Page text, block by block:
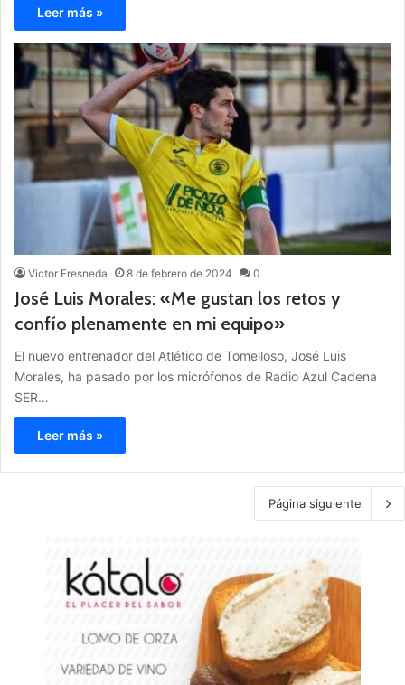
Leer más »
Victor Fresneda 8 de febrero de 2024 0
José Luis Morales: «Me gustan los retos y
confío plenamente en mi equipo»
El nuevo entrenador del Atlético de Tomelloso, José Luis
Morales, ha pasado por los micrófonos de Radio Azul Cadena
SER…
Leer más »
Página siguiente